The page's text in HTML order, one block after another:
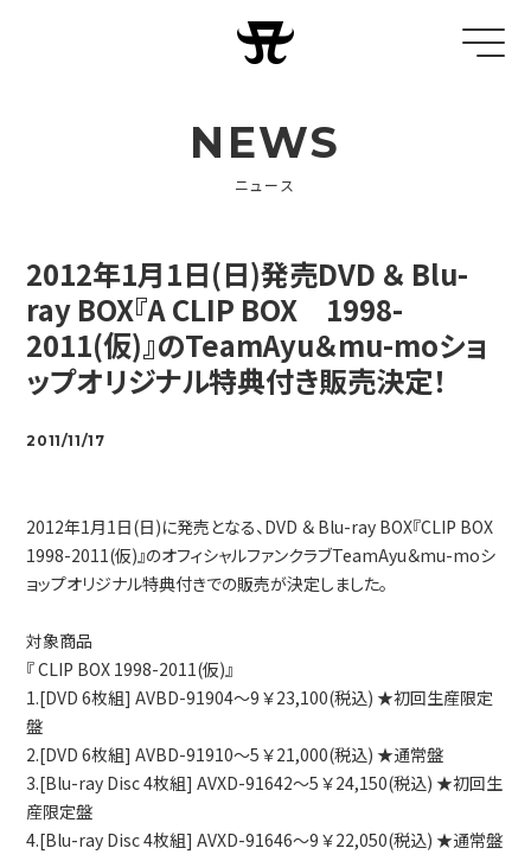
NEWS
ニュース
2012年1月1日(日)発売DVD ＆ Blu-
ray BOX『A CLIP BOX 1998-
2011(仮)』のTeamAyu＆mu-moショ
ップオリジナル特典付き販売決定！
2011/11/17
2012年1月1日(日)に発売となる、DVD ＆ Blu-ray BOX『CLIP BOX
1998-2011(仮)』のオフィシャルファンクラブTeamAyu＆mu-moシ
ョップオリジナル特典付きでの販売が決定しました。
対象商品
『 CLIP BOX 1998-2011(仮)』
1.[DVD 6枚組] AVBD-91904～9 ￥23,100(税込) ★初回生産限定
盤
2.[DVD 6枚組] AVBD-91910～5 ￥21,000(税込) ★通常盤
3.[Blu-ray Disc 4枚組] AVXD-91642～5 ￥24,150(税込) ★初回生
産限定盤
4.[Blu-ray Disc 4枚組] AVXD-91646～9 ￥22,050(税込) ★通常盤